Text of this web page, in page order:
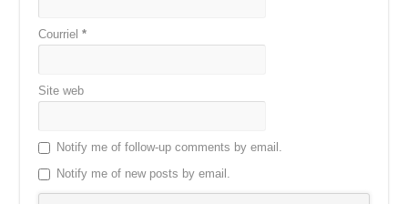
Courriel*
Site web
Notify me of follow-up comments by email.
Notify me of new posts by email.